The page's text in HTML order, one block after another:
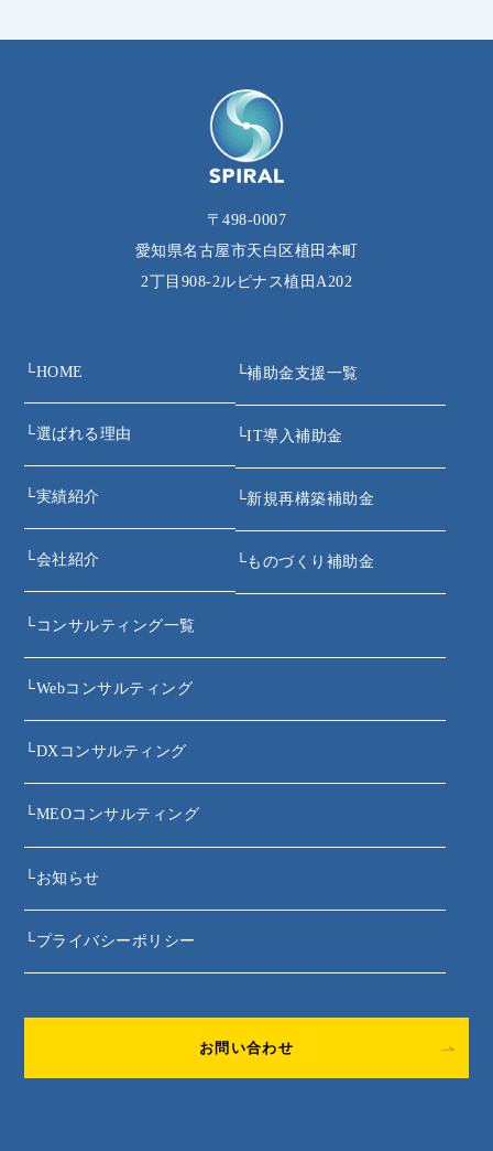
〒498-0007
愛知県名古屋市天白区植田本町
2丁目908‐2ルピナス植田A202
└HOME
└選ばれる理由
└実績紹介
└会社紹介
└補助金支援一覧
└IT導入補助金
└新規再構築補助金
└ものづくり補助金
└ コンサルティング一覧
└Webコンサルティング
└DXコンサルティング
└MEOコンサルティング
└お知らせ
└プライバシーポリシー
お問い合わせ